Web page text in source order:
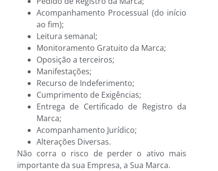
Acompanhamento Processual (do início
ao fim);
Leitura semanal;
Monitoramento Gratuito da Marca;
Oposição a terceiros;
Manifestações;
Recurso de Indeferimento;
Cumprimento de Exigências;
Entrega de Certificado de Registro da
Marca;
Acompanhamento Jurídico;
Alterações Diversas.
Não corra o risco de perder o ativo mais
importante da sua Empresa, a Sua Marca.